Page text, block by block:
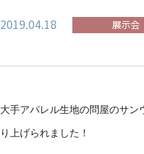
2019.04.18 展示会
大手アパレル生地の問屋のサ
り上げられました！